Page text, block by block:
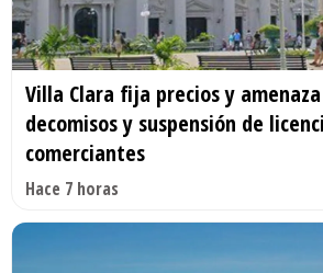
Villa Clara fija precios y
decomisos y suspensión de
comerciantes
Hace 7 horas